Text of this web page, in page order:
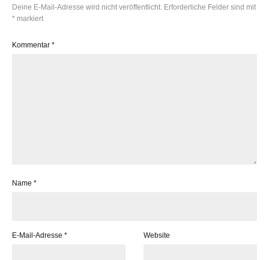
Deine E-Mail-Adresse wird nicht veröffentlicht. Erforderliche Felder sind mit
* markiert
Kommentar *
Name *
E-Mail-Adresse * Website